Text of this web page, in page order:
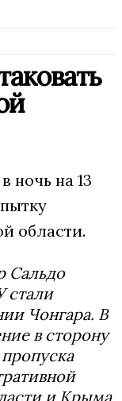
ночь на 13
области.
Сальдо
стали
Чонгара. В
в сторону
и Крыма